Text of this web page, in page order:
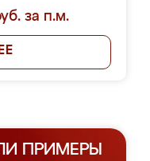
за п.м.
ПРИМЕРЫ